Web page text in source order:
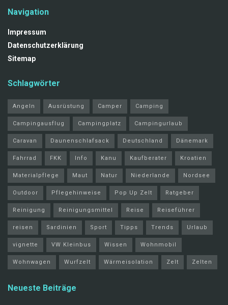
Navigation
Impressum
Datenschutzerklärung
Sitemap
Schlagwörter
Angeln Ausrüstung Camper Camping
Campingausflug Campingplatz Campingurlaub
Caravan Daunenschlafsack Deutschland Dänemark
Fahrrad FKK Info Kanu Kaufberater Kroatien
Materialpflege Maut Natur Niederlande Nordsee
Outdoor Pflegehinweise Pop Up Zelt Ratgeber
Reinigung Reinigungsmittel Reise Reiseführer
reisen Sardinien Sport Tipps Trends Urlaub
vignette VW Kleinbus Wissen Wohnmobil
Wohnwagen Wurfzelt Wärmeisolation Zelt Zelten
Neueste Beiträge